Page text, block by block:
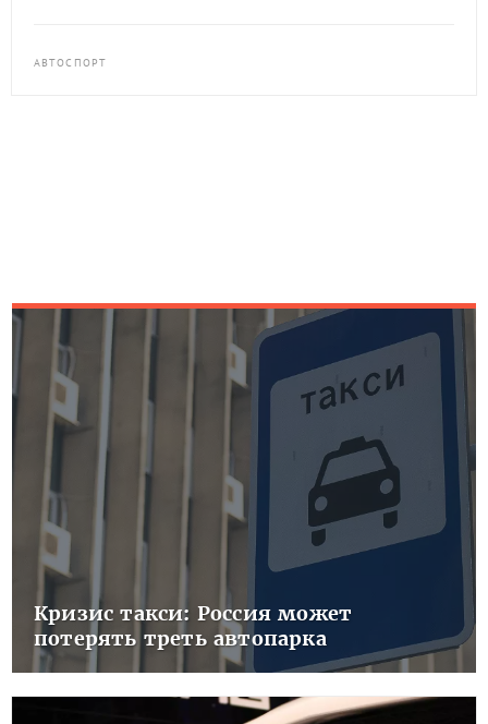
АВТОСПОРТ
Кризис такси: Россия может
потерять треть автопарка